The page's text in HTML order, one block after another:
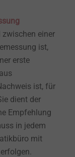
einer
ist,
erste
ist, für
dient der
Empfehlung
in jedem
mit